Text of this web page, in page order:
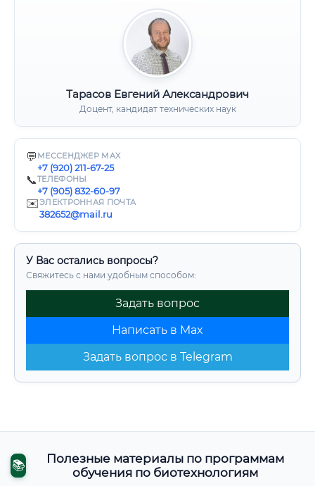
Тарасов Евгений Александрович
Доцент, кандидат технических наук
💬 МЕССЕНДЖЕР MAX
+7 (920) 211-67-25
📞ТЕЛЕФОНЫ
+7 (905) 832-60-97
✉️ЭЛЕКТРОННАЯ ПОЧТА
382652@mail.ru
У Вас остались вопросы?
Свяжитесь с нами удобным способом:
Задать вопрос
Написать в Max
Задать вопрос в Telegram
📚
Полезные материалы по программам
обучения по биотехнологиям